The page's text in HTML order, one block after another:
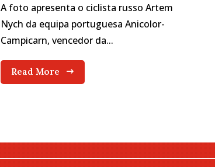
A foto apresenta o ciclista russo Artem
Nych da equipa portuguesa Anicolor-
Campicarn, vencedor da...
Read More